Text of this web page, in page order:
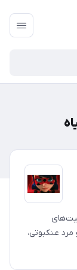
عنکبوتی،